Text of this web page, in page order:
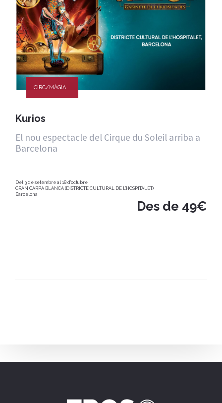
CIRC/MÀGIA
Kurios
El nou espectacle del Cirque du Soleil arriba a
Barcelona
Del 3 de setembre al 18 d'octubre
GRAN CARPA BLANCA (DISTRICTE CULTURAL DE L'HOSPITALET)
Barcelona
Des de 49€